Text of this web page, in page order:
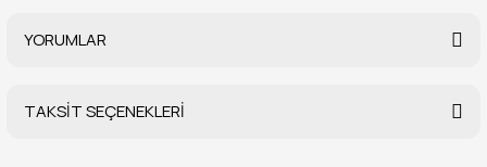
YORUMLAR
TAKSİT SEÇENEKLERİ